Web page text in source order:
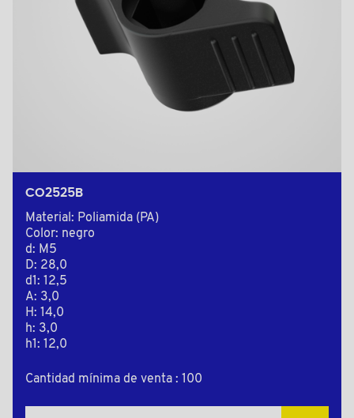
CO2525B
Material: Poliamida (PA)
Color: negro
d: M5
D: 28,0
d1: 12,5
A: 3,0
H: 14,0
h: 3,0
h1: 12,0
Cantidad mínima de venta : 100